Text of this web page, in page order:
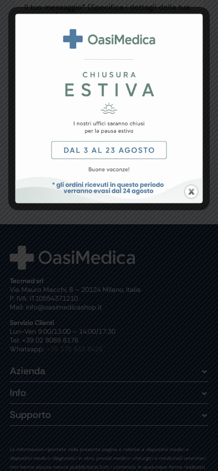
Il tuo messaggio* (Specifica i dettagli della tua
richiesta)
Inviando questo Form dichiaro di aver letto e
accetto la VostraPolitica sulla Privacy
Tecmed srl
Via Mauro Macchi, 8 – 20124 Milano, Italia
P. IVA: IT10554371210
Mail: info@oasimedicashop.it
Servizio Clienti
Lun-Ven 9:00/13:00 – 14:00/17:30
Tel: +39 02 8089 8176
Whatsapp: +39 375 933 8426
Azienda
Info
Supporto
Le informazioni riportate nella presente pagina e relative a dispositivi medici e
dispositivi medico-diagnostici in vitro, presidi medico-chirurgici e medicinali veterinari
non hanno alcuna natura pubblicitaria.Tutti i contenuti, in qualunque forma realizzati,